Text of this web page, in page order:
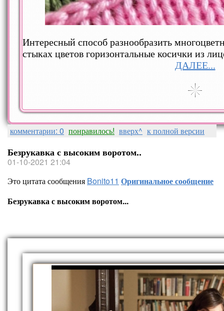
Интересный способ разнообразить
стыках цветов горизонтальные косички из
ДАЛЕЕ...
комментарии: 0 понравилось! вверх^ к полной версии
Безрукавка с высоким воротом..
01-10-2021 21:04
Это цитата сообщения Bonito11 Оригинальное сообщение
Безрукавка с высоким воротом...